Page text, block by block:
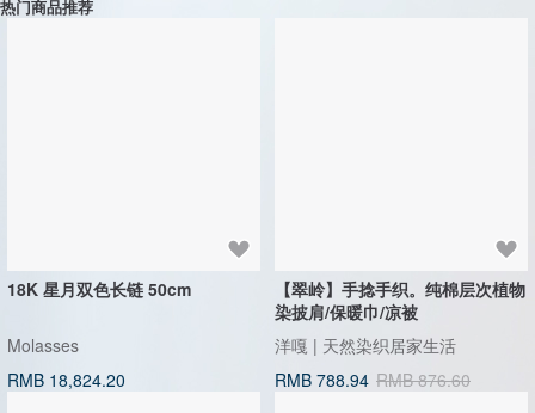
退款换货须知
這是要當作交換禮物的，外表非常可愛！期待收到的人的反應❤️
這是要當作交換禮物的，外表非常可愛！期待收到的人的反應❤️
看本商品所有评价 (12)
热门商品推荐